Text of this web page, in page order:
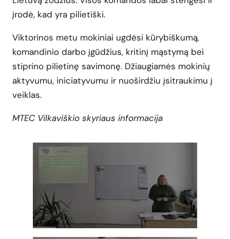
įrodė, kad yra pilietiški.
Viktorinos metu mokiniai ugdėsi kūrybiškumą,
komandinio darbo įgūdžius, kritinį mąstymą bei
stiprino pilietinę savimonę. Džiaugiamės mokinių
aktyvumu, iniciatyvumu ir nuoširdžiu įsitraukimu į
veiklas.
MTEC Vilkaviškio skyriaus informacija